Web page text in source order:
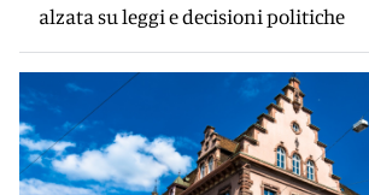
alzata su leggi e decisioni politiche